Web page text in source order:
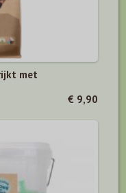
met
€ 9,90